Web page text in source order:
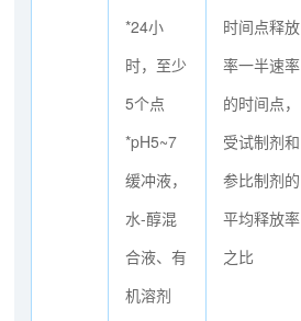
*24小
时，至少
5个点
*pH5~7
缓冲液，
水-醇混
合液、有
机溶剂
时间点释放
率一半速率
的时间点，
受试制剂和
参比制剂的
平均释放率
之比